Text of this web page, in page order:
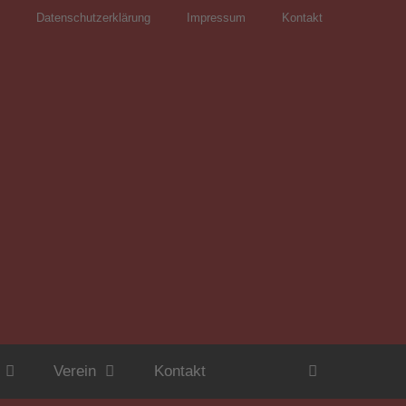
Datenschutzerklärung Impressum Kontakt
Verein Kontakt